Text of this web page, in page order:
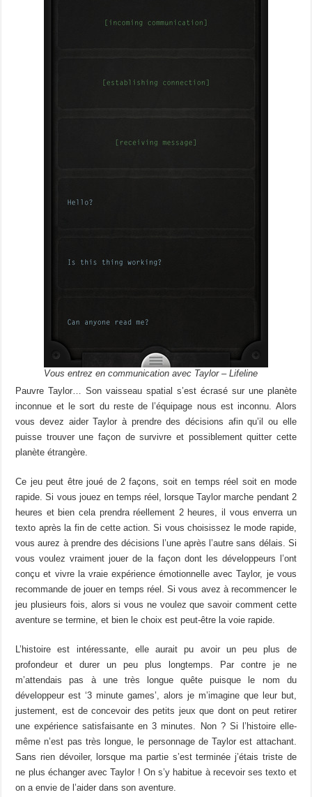
Vous entrez en communication avec Taylor – Lifeline
Pauvre Taylor… Son vaisseau spatial s’est écrasé sur une planète
inconnue et le sort du reste de l’équipage nous est inconnu. Alors
vous devez aider Taylor à prendre des décisions afin qu’il ou elle
puisse trouver une façon de survivre et possiblement quitter cette
planète étrangère.
Ce jeu peut être joué de 2 façons, soit en temps réel soit en mode
rapide. Si vous jouez en temps réel, lorsque Taylor marche pendant 2
heures et bien cela prendra réellement 2 heures, il vous enverra un
texto après la fin de cette action. Si vous choisissez le mode rapide,
vous aurez à prendre des décisions l’une après l’autre sans délais. Si
vous voulez vraiment jouer de la façon dont les développeurs l’ont
conçu et vivre la vraie expérience émotionnelle avec Taylor, je vous
recommande de jouer en temps réel. Si vous avez à recommencer le
jeu plusieurs fois, alors si vous ne voulez que savoir comment cette
aventure se termine, et bien le choix est peut-être la voie rapide.
L’histoire est intéressante, elle aurait pu avoir un peu plus de
profondeur et durer un peu plus longtemps. Par contre je ne
m’attendais pas à une très longue quête puisque le nom du
développeur est ‘3 minute games’, alors je m’imagine que leur but,
justement, est de concevoir des petits jeux que dont on peut retirer
une expérience satisfaisante en 3 minutes. Non ? Si l’histoire elle-
même n’est pas très longue, le personnage de Taylor est attachant.
Sans rien dévoiler, lorsque ma partie s’est terminée j’étais triste de
ne plus échanger avec Taylor ! On s’y habitue à recevoir ses texto et
on a envie de l’aider dans son aventure.